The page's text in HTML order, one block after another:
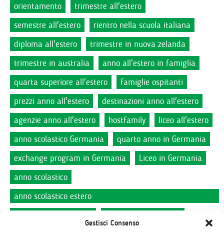
Gestisci Consenso
orientamento
trimestre all'estero
semestre all'estero
rientro nella scuola italiana
diploma all'estero
trimestre in nuova zelanda
trimestre in australia
anno all'estero in famiglia
quarta superiore all'estero
famiglie ospitanti
prezzi anno all'estero
destinazioni anno all'estero
agenzie anno all'estero
hostfamily
liceo all'estero
anno scolastico Germania
quarto anno in Germania
exchange program in Germania
Liceo in Germania
anno scolastico
anno scolastico estero